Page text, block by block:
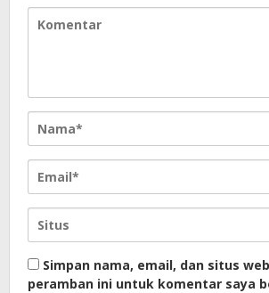
Simpan nama, email, dan situs
peramban ini untuk komentar saya